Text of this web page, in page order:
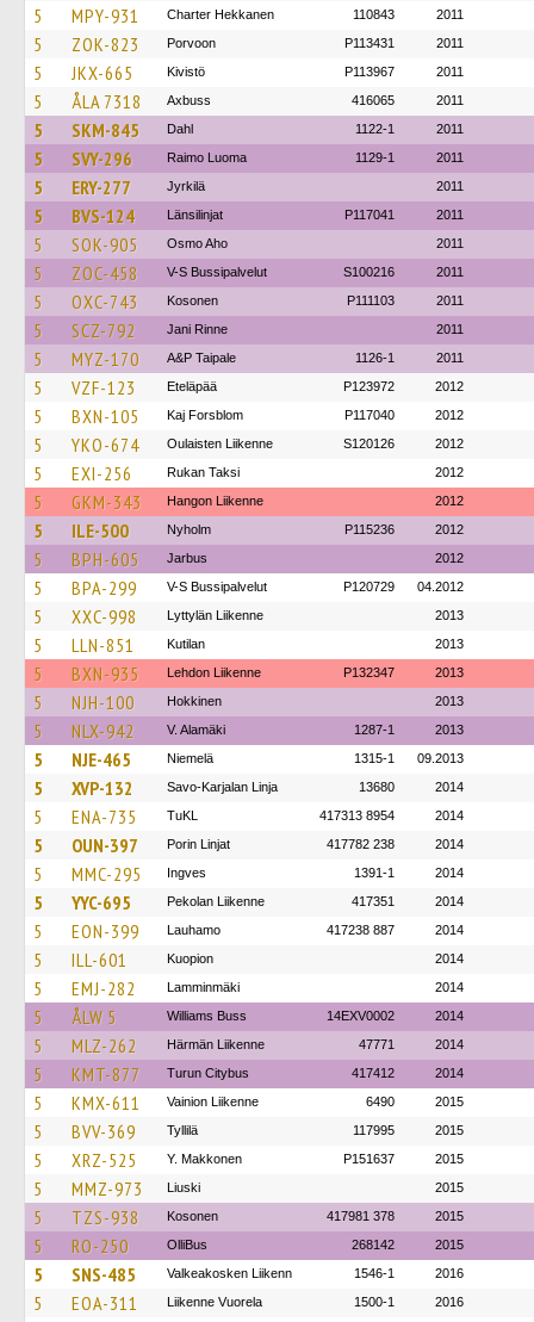
5 MPY-931 Charter Hekkanen 110843 2011
5 ZOK-823 Porvoon P113431 2011
5 JKX-665 Kivistö P113967 2011
5 ÅLA 7318 Axbuss 416065 2011
5 SKM-845 Dahl 1122-1 2011
5 SVY-296 Raimo Luoma 1129-1 2011
5 ERY-277 Jyrkilä 2011
5 BVS-124 Länsilinjat P117041 2011
5 SOK-905 Osmo Aho 2011
5 ZOC-458 V-S Bussipalvelut S100216 2011
5 OXC-743 Kosonen P111103 2011
5 SCZ-792 Jani Rinne 2011
5 MYZ-170 A&P Taipale 1126-1 2011
5 VZF-123 Eteläpää P123972 2012
5 BXN-105 Kaj Forsblom P117040 2012
5 YKO-674 Oulaisten Liikenne S120126 2012
5 EXI-256 Rukan Taksi 2012
5 GKM-343 Hangon Liikenne 2012
5 ILE-500 Nyholm P115236 2012
5 BPH-605 Jarbus 2012
5 BPA-299 V-S Bussipalvelut P120729 04.2012
5 XXC-998 Lyttylän Liikenne 2013
5 LLN-851 Kutilan 2013
5 BXN-935 Lehdon Liikenne P132347 2013
5 NJH-100 Hokkinen 2013
5 NLX-942 V. Alamäki 1287-1 2013
5 NJE-465 Niemelä 1315-1 09.2013
5 XVP-132 Savo-Karjalan Linja 13680 2014
5 ENA-735 TuKL 417313 8954 2014
5 OUN-397 Porin Linjat 417782 238 2014
5 MMC-295 Ingves 1391-1 2014
5 YYC-695 Pekolan Liikenne 417351 2014
5 EON-399 Lauhamo 417238 887 2014
5 ILL-601 Kuopion 2014
5 EMJ-282 Lamminmäki 2014
5 ÅLW 5 Williams Buss 14EXV0002 2014
5 MLZ-262 Härmän Liikenne 47771 2014
5 KMT-877 Turun Citybus 417412 2014
5 KMX-611 Vainion Liikenne 6490 2015
5 BVV-369 Tyllilä 117995 2015
5 XRZ-525 Y. Makkonen P151637 2015
5 MMZ-973 Liuski 2015
5 TZS-938 Kosonen 417981 378 2015
5 RO-250 OlliBus 268142 2015
5 SNS-485 Valkeakosken Liikenn 1546-1 2016
5 EOA-311 Liikenne Vuorela 1500-1 2016